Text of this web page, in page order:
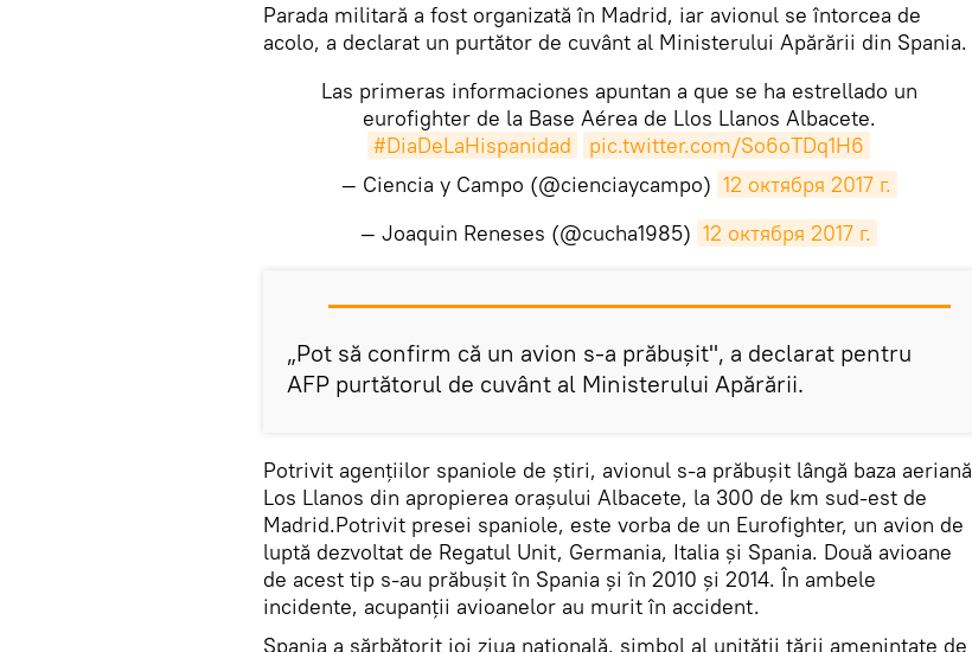
Parada militară a fost organizată în Madrid, iar avionul se întorcea de
acolo, a declarat un purtător de cuvânt al Ministerului Apărării din Spania.
Las primeras informaciones apuntan a que se ha estrellado un
eurofighter de la Base Aérea de Llos Llanos Albacete.
#DiaDeLaHispanidad
pic.twitter.com/So6oTDq1H6
— Ciencia y Campo (@cienciaycampo) 12 октября 2017 г.
— Joaquin Reneses (@cucha1985) 12 октября 2017 г.
„Pot să confirm că un avion s-a prăbușit", a declarat pentru
AFP purtătorul de cuvânt al Ministerului Apărării.
Potrivit agențiilor spaniole de ştiri, avionul s-a prăbușit lângă baza aeriană
Los Llanos din apropierea orașului Albacete, la 300 de km sud-est de
Madrid.Potrivit presei spaniole, este vorba de un Eurofighter, un avion de
luptă dezvoltat de Regatul Unit, Germania, Italia și Spania. Două avioane
de acest tip s-au prăbușit în Spania şi în 2010 și 2014. În ambele
incidente, acupanţii avioanelor au murit în accident.
Spania a sărbătorit joi ziua naţională, simbol al unităţii țării amenințate de